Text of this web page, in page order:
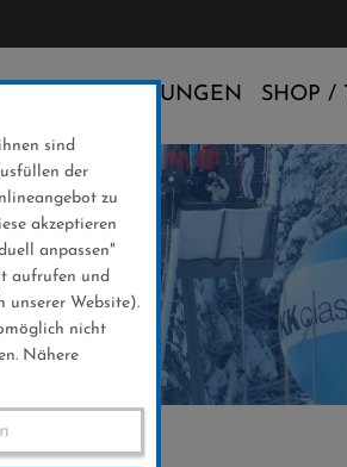
VERANSTALTUNGEN SHOP /
sind
der
zu
akzeptieren
anpassen"
aufrufen und
unserer Website).
nicht
Nähere